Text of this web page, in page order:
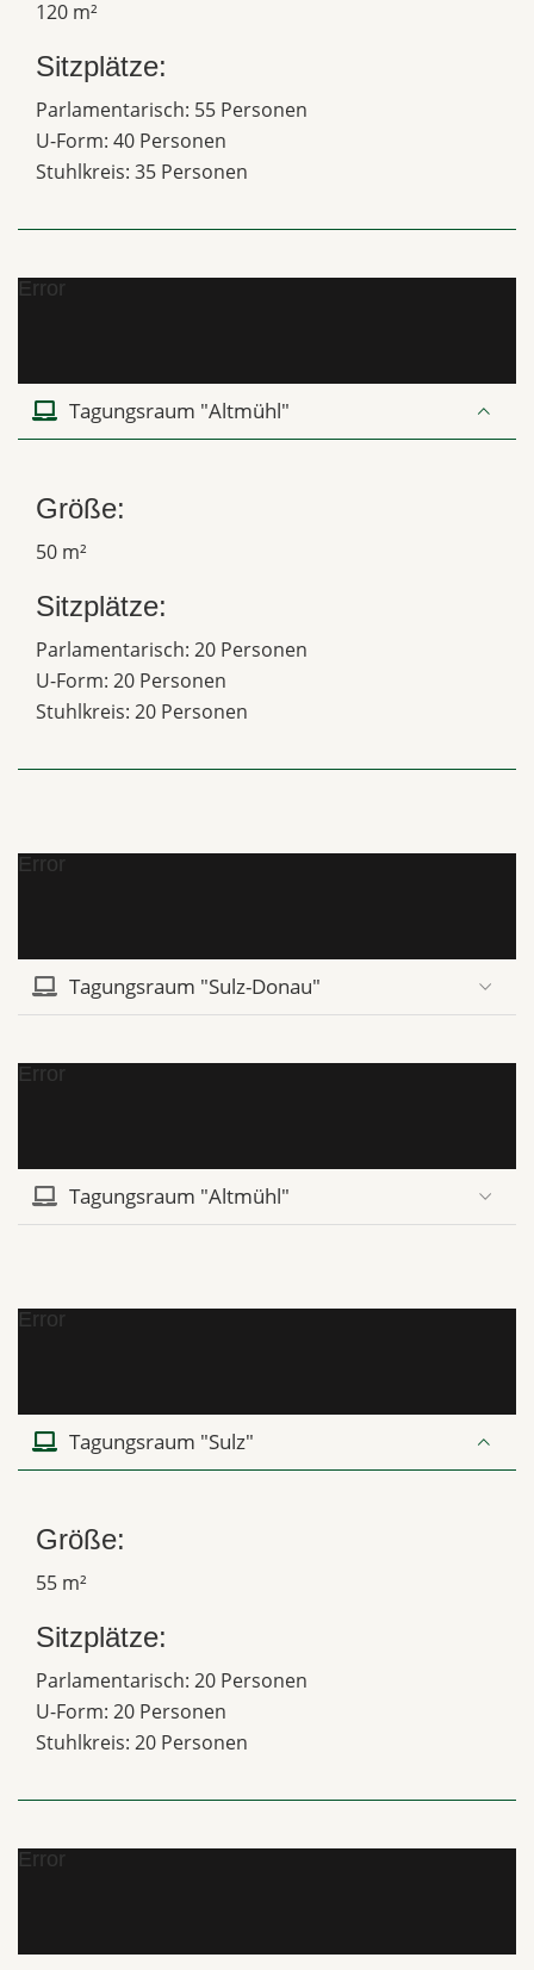
120 m²
Sitzplätze:
Parlamentarisch: 55 Personen
U-Form: 40 Personen
Stuhlkreis: 35 Personen
Error
Tagungsraum "Altmühl"
Größe:
50 m²
Sitzplätze:
Parlamentarisch: 20 Personen
U-Form: 20 Personen
Stuhlkreis: 20 Personen
Error
Tagungsraum "Sulz-Donau"
Error
Tagungsraum "Altmühl"
Error
Tagungsraum "Sulz"
Größe:
55 m²
Sitzplätze:
Parlamentarisch: 20 Personen
U-Form: 20 Personen
Stuhlkreis: 20 Personen
Error